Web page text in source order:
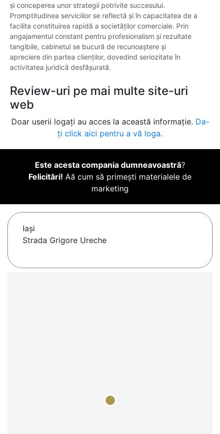
și conceperea unor strategii potrivite succesului.
Promptitudinea serviciilor se reflectă și în capacitatea de a
facilita constituirea rapidă a societăților comerciale. Prin
angajamentul constant pentru profesionalism și rezultate
tangibile, cabinetul se bucură de recunoaștere și
apreciere din partea clienților, dovedind seriozitate în
activitatea juridică desfășurată.
Review-uri pe mai multe site-uri
web
Doar userii logați au acces la această informație. Da-
ți click aici pentru a vă loga.
Este acesta compania dumneavoastră?
Felicitări! Aă cum să primești materialele de
marketing
Iaşi
Strada Grigore Ureche